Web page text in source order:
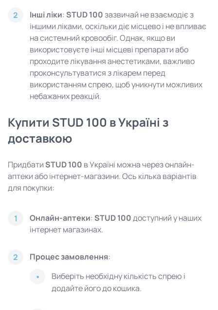
2 Інші ліки: STUD 100зазвичай не взаємодіє з
іншими ліками, оскільки діє місцево і не впливає
на системний кровообіг. Однак, якщо ви
використовуєте інші місцеві препарати або
проходите лікування анестетиками, важливо
проконсультуватися з лікарем перед
використанням спрею, щоб уникнути можливих
небажаних реакцій.
Купити STUD 100 в Україні з
доставкою
Придбати STUD 100 в Україні можна через онлайн-
аптеки або інтернет-магазини. Ось кілька варіантів
для покупки:
1 Онлайн-аптеки: STUD 100доступний у наших
інтернет магазинах.
2 Процес замовлення:
Виберіть необхідну кількість спрею і
додайте його до кошика.